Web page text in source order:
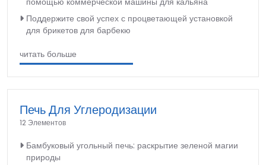
Поддержите свой успех с процветающей установкой
для брикетов для барбекю
читать больше
Печь Для Углеродизации
12 Элементов
Бамбуковый угольный печь: раскрытие зеленой магии
природы